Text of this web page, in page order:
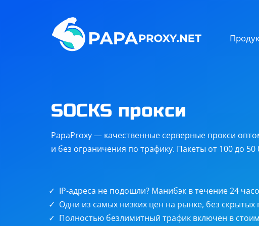
Steam
Telegram
Безлимитные
SOCKS прокси
PapaProxy — качественные серверные прокси
и без ограничения по трафику. Пакеты от 100 до 50
IP-адреса не подошли? Манибэк в течение 24
Одни из самых низких цен на рынке, без скрытых
Полностью безлимитный трафик включен в